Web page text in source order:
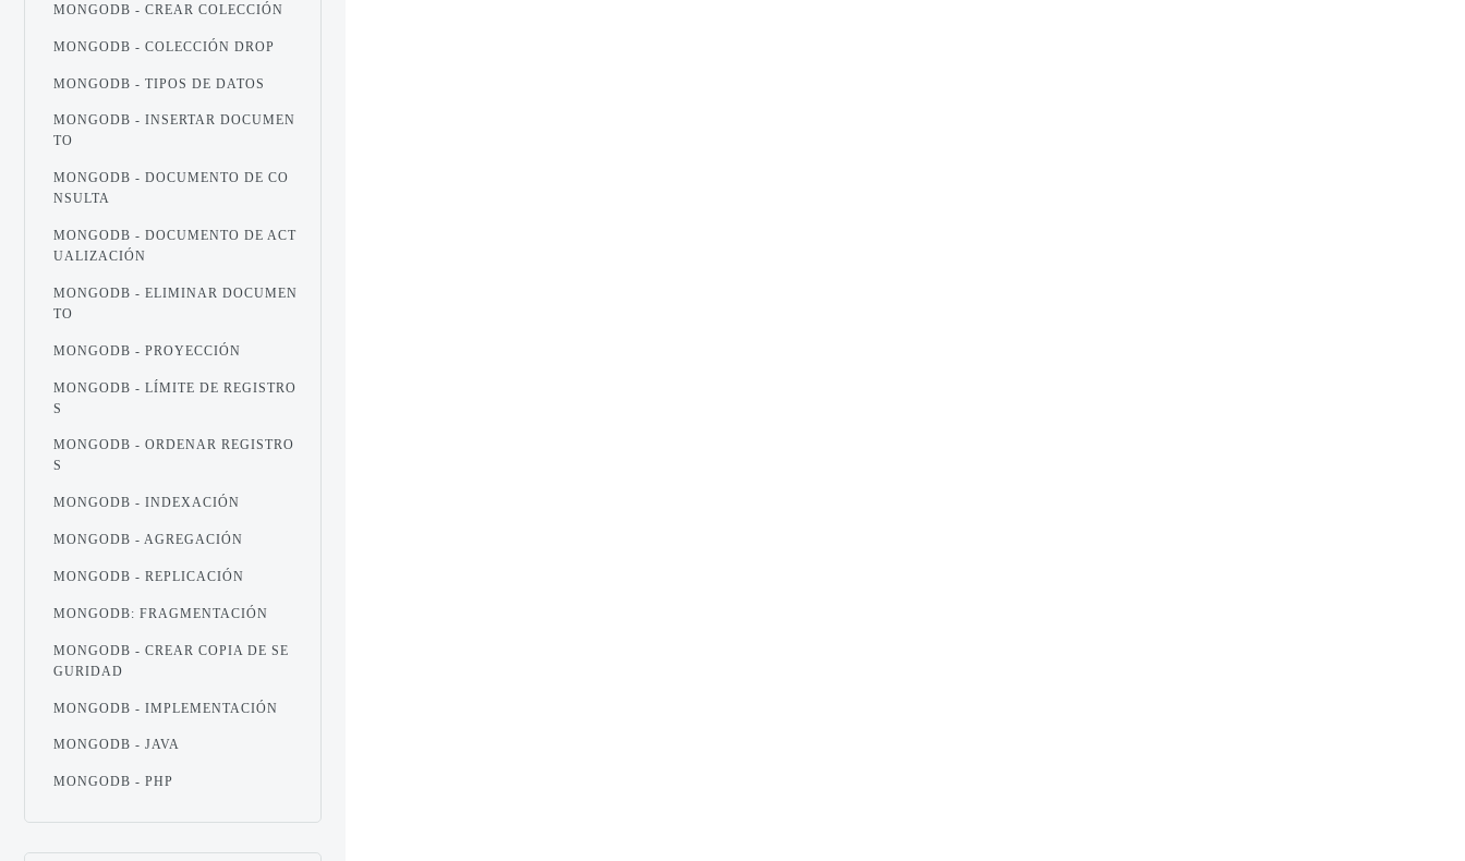
MONGODB - CREAR COLECCIÓN
MONGODB - COLECCIÓN DROP
MONGODB - TIPOS DE DATOS
MONGODB - INSERTAR DOCUMEN
TO
MONGODB - DOCUMENTO DE CO
NSULTA
MONGODB - DOCUMENTO DE ACT
UALIZACIÓN
MONGODB - ELIMINAR DOCUMEN
TO
MONGODB - PROYECCIÓN
MONGODB - LÍMITE DE REGISTRO
S
MONGODB - ORDENAR REGISTRO
S
MONGODB - INDEXACIÓN
MONGODB - AGREGACIÓN
MONGODB - REPLICACIÓN
MONGODB: FRAGMENTACIÓN
MONGODB - CREAR COPIA DE SE
GURIDAD
MONGODB - IMPLEMENTACIÓN
MONGODB - JAVA
MONGODB - PHP